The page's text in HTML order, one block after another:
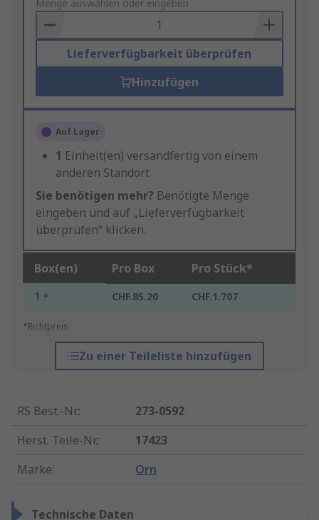
to
Basket
Menge auswählen oder eingeben
Lieferverfügbarkeit überprüfen
Hinzufügen
Auf Lager
1 Einheit(en) versandfertig von einem
anderen Standort
Sie benötigen mehr? Benötigte Menge
eingeben und auf „Lieferverfügbarkeit
überprüfen“ klicken.
Box(en) Pro Box Pro Stück*
1 + CHF.85.20 CHF.1.707
*Richtpreis
Zu einer Teileliste hinzufügen
RS Best.-Nr.:
273-0592
Herst. Teile-Nr.:
17423
Marke: Orn
Technische Daten